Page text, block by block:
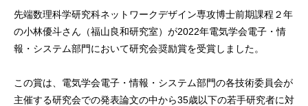
先端数理科学研究科ネットワークデザイン専攻博士前期課程２年
の小林優斗さん（福山良和研究室）が2022年電気学会電子・情
報・システム部門において研究会奨励賞を受賞しました。
この賞は、電気学会電子・情報・システム部門の各技術委員会が
主催する研究会での発表論文の中から35歳以下の若手研究者に対